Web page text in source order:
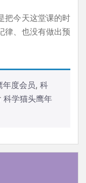
把今天这堂课的时
律、也没有做出预
年度会员, 科
科学猫头鹰年